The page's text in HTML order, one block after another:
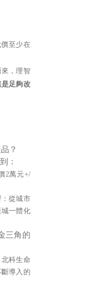
至少在
，理智
是足夠改
？
：
2萬元+/
：從城市
城一體化
三角的
科生命
導入的